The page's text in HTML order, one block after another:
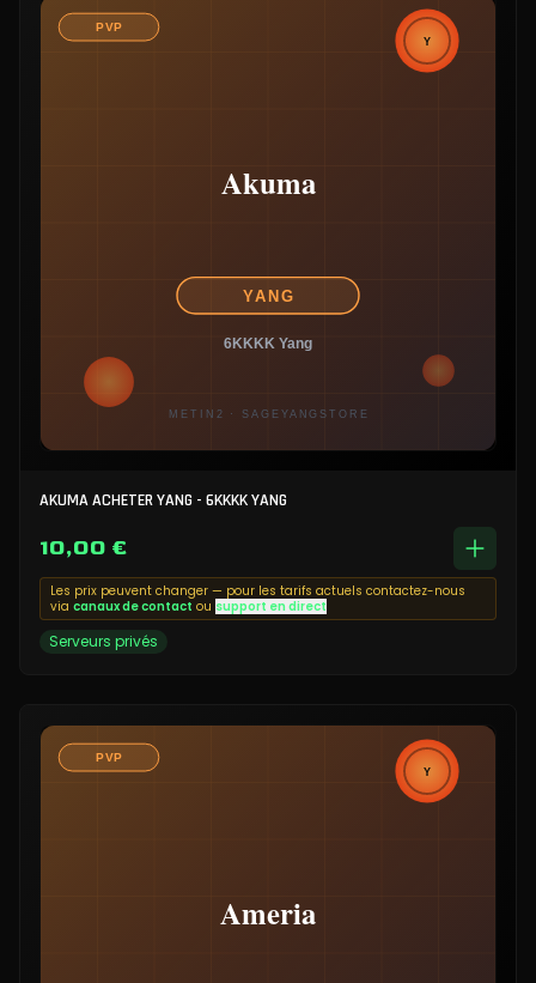
AKUMA ACHETER YANG - 6KKKK YANG
10,00 €
Les prix peuvent changer — pour les tarifs actuels contactez-nous
via canaux de contact ou support en direct
Serveurs privés